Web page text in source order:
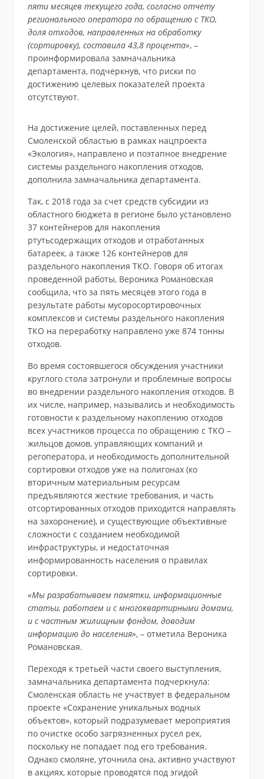
пяти месяцев текущего года, согласно отчету
регионального оператора по обращению с ТКО,
доля отходов, направленных на обработку
(сортировку), составила 43,8 процента», –
проинформировала замначальника
департамента, подчеркнув, что риски по
достижению целевых показателей проекта
отсутствуют.
На достижение целей, поставленных перед
Смоленской областью в рамках нацпроекта
«Экология», направлено и поэтапное внедрение
системы раздельного накопления отходов,
дополнила замначальника департамента.
Так, с 2018 года за счет средств субсидии из
областного бюджета в регионе было установлено
37 контейнеров для накопления
ртутьсодержащих отходов и отработанных
батареек, а также 126 контейнеров для
раздельного накопления ТКО. Говоря об итогах
проведенной работы, Вероника Романовская
сообщила, что за пять месяцев этого года в
результате работы мусоросортировочных
комплексов и системы раздельного накопления
ТКО на переработку направлено уже 874 тонны
отходов.
Во время состоявшегося обсуждения участники
круглого стола затронули и проблемные вопросы
во внедрении раздельного накопления отходов. В
их числе, например, назывались и необходимость
готовности к раздельному накоплению отходов
всех участников процесса по обращению с ТКО –
жильцов домов, управляющих компаний и
регоператора, и необходимость дополнительной
сортировки отходов уже на полигонах (ко
вторичным материальным ресурсам
предъявляются жесткие требования, и часть
отсортированных отходов приходится направлять
на захоронение), и существующие объективные
сложности с созданием необходимой
инфраструктуры, и недостаточная
информированность населения о правилах
сортировки.
«Мы разрабатываем памятки, информационные
статьи, работаем и с многоквартирными домами,
и с частным жилищным фондом, доводим
информацию до населения», – отметила Вероника
Романовская.
Переходя к третьей части своего выступления,
замначальника департамента подчеркнула:
Смоленская область не участвует в федеральном
проекте «Сохранение уникальных водных
объектов», который подразумевает мероприятия
по очистке особо загрязненных русел рек,
поскольку не попадает под его требования.
Однако смоляне, уточнила она, активно участвуют
в акциях, которые проводятся под эгидой